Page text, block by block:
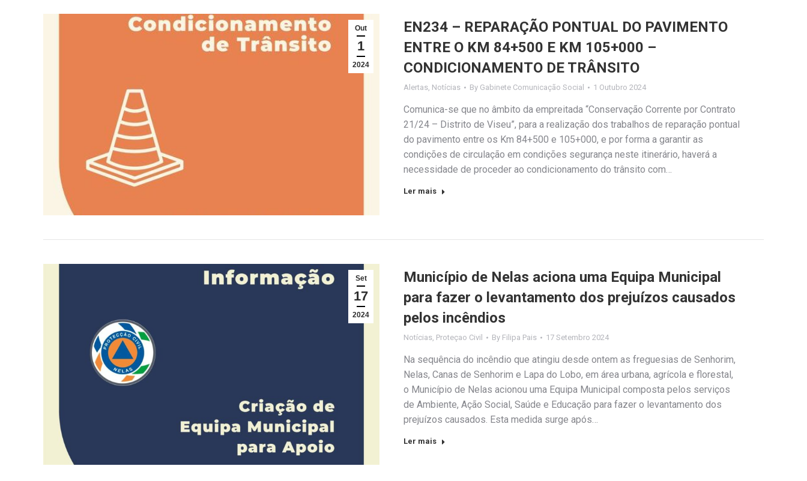
Out
1
2024
EN234 – REPARAÇÃO PONTUAL DO PAVIMENTO
ENTRE O KM 84+500 E KM 105+000 –
CONDICIONAMENTO DE TRÂNSITO
Alertas, Notícias By Gabinete Comunicação Social 1 Outubro 2024
Comunica-se que no âmbito da empreitada “Conservação Corrente por Contrato
21/24 – Distrito de Viseu”, para a realização dos trabalhos de reparação pontual
do pavimento entre os Km 84+500 e 105+000, e por forma a garantir as
condições de circulação em condições segurança neste itinerário, haverá a
necessidade de proceder ao condicionamento do trânsito com…
Ler mais
Set
17
2024
Município de Nelas aciona uma Equipa Municipal
para fazer o levantamento dos prejuízos causados
pelos incêndios
Notícias Proteçao Civil By Filipa Pais 17 Setembro 2024
Na sequência do incêndio que atingiu desde ontem as freguesias de Senhorim,
Nelas, Canas de Senhorim e Lapa do Lobo, em área urbana, agrícola e florestal,
o Município de Nelas acionou uma Equipa Municipal composta pelos serviços
de Ambiente, Ação Social, Saúde e Educação para fazer o levantamento dos
prejuízos causados. Esta medida surge após…
Ler mais